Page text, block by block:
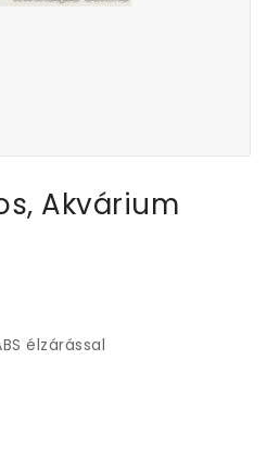
Akvárium
élzárással